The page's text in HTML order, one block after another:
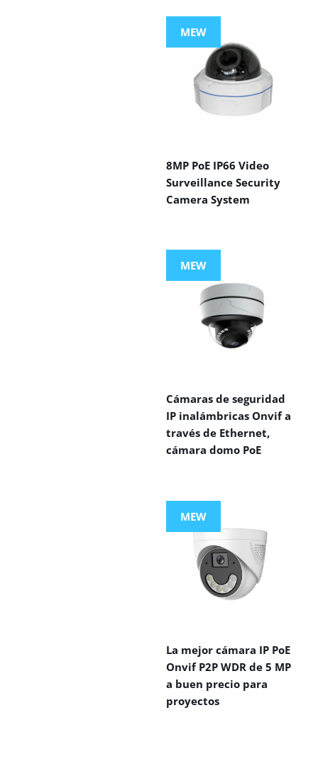
MEW
8MP PoE IP66 Video
Surveillance Security
Camera System
MEW
Cámaras de seguridad
IP inalámbricas Onvif a
través de Ethernet,
cámara domo PoE
MEW
La mejor cámara IP PoE
Onvif P2P WDR de 5 MP
a buen precio para
proyectos